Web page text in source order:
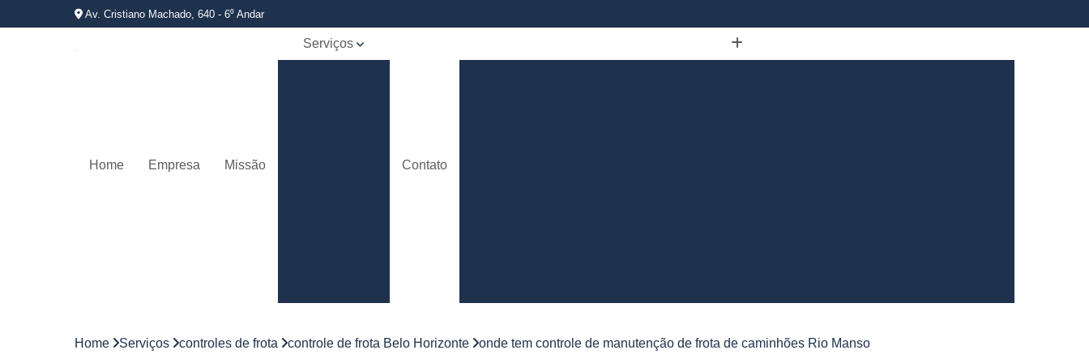
Av. Cristiano Machado, 640 - 6⁰ Andar
Home Empresa Missão
Serviços
Contato
Controle de Jornada Motorista
Controle de Jornada Motorista de Caminhão
Home Serviços controles de frota controle de frota Belo Horizonte onde tem controle de manutenção de frota de caminhões Rio Manso